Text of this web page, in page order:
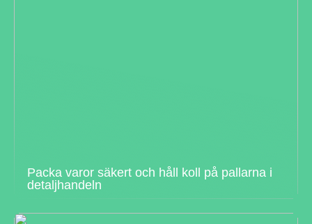
Packa varor säkert och håll koll på pallarna i
detaljhandeln